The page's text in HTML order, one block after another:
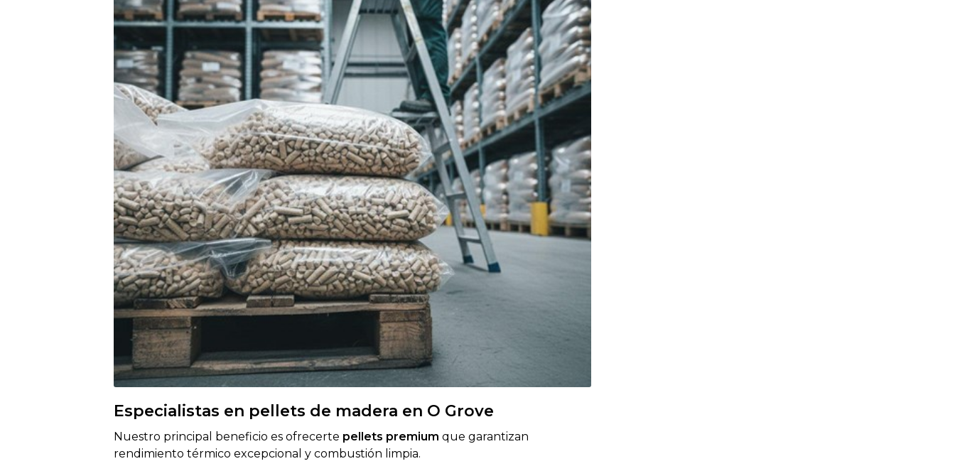
Especialistas en pellets de madera en O Grove
Nuestro principal beneficio es ofrecerte pellets premium que garantizan
rendimiento térmico excepcional y combustión limpia.